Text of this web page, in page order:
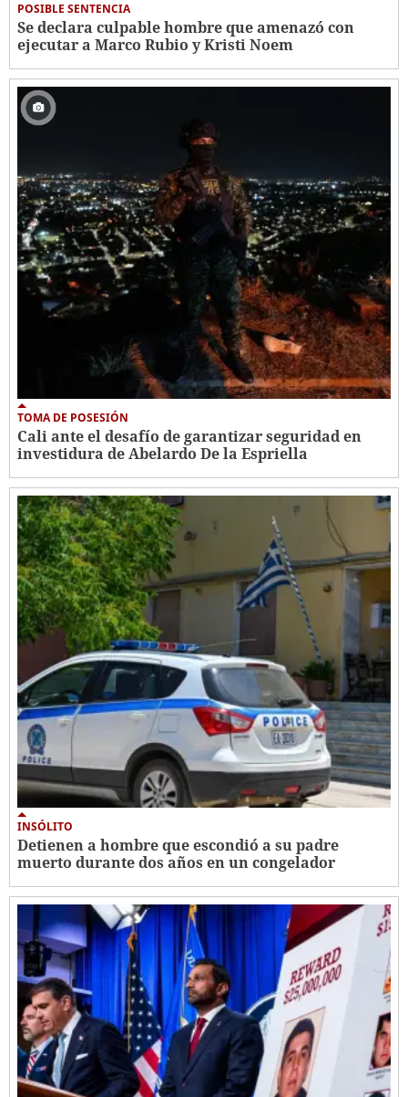
POSIBLE SENTENCIA
Se declara culpable hombre que amenazó con
ejecutar a Marco Rubio y Kristi Noem
TOMA DE POSESIÓN
Cali ante el desafío de garantizar seguridad en
investidura de Abelardo De la Espriella
INSÓLITO
Detienen a hombre que escondió a su padre
muerto durante dos años en un congelador